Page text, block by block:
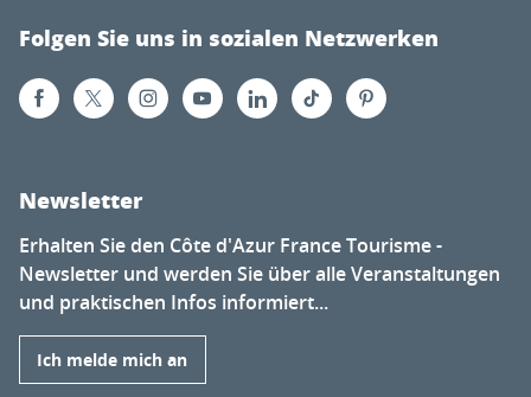
Folgen Sie uns in sozialen Netzwerken
Newsletter
Erhalten Sie den Côte d'Azur France Tourisme -
Newsletter und werden Sie über alle Veranstaltungen
und praktischen Infos informiert...
Ich melde mich an